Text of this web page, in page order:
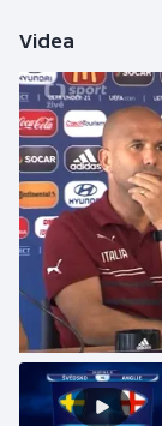
Videa